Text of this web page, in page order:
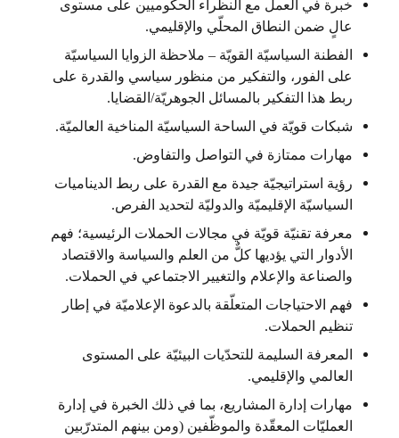
خبرة في العمل مع النظراء الحكوميين على مستوى
عالٍ ضمن النطاق المحلّي والإقليمي.
الفطنة السياسيّة القويّة – ملاحظة الزوايا السياسيّة
على الفور، والتفكير من منظور سياسي والقدرة على
ربط هذا التفكير بالمسائل الجوهريّة/القضايا.
شبكات قويّة في الساحة السياسيّة المناخية العالميّة.
مهارات ممتازة في التواصل والتفاوض.
رؤية استراتيجيّة جيدة مع القدرة على ربط الديناميات
السياسيّة الإقليميّة والدوليّة لتحديد الفرص.
معرفة تقنيّة قويّة في مجالات الحملات الرئيسية؛ فهم
الأدوار التي يؤديها كلٌّ من العلم والسياسة والاقتصاد
والصناعة والإعلام والتغيير الاجتماعي في الحملات.
فهم الاحتياجات المتعلّقة بالدعوة الإعلاميّة في إطار
تنظيم الحملات.
المعرفة السليمة للتحدّيات البيئيّة على المستوى
العالمي والإقليمي.
مهارات إدارة المشاريع، بما في ذلك الخبرة في إدارة
العمليّات المعقّدة والموظّفين (ومن بينهم المتدرّبين